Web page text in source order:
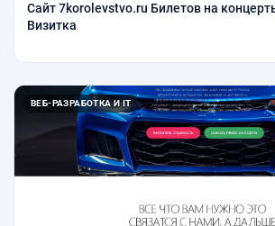
Сайт 7korolevstvo.ru Билетов на
Визитка
ВЕБ-РАЗРАБОТКА И IT